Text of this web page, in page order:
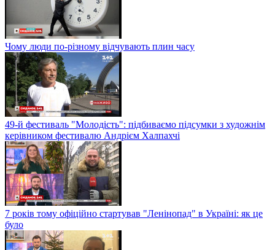
Чому люди по-різному відчувають плин часу
49-й фестиваль "Молодість": підбиваємо підсумки з художнім
керівником фестивалю Андрієм Халпахчі
7 років тому офіційно стартував "Ленінопад" в Україні: як це
було